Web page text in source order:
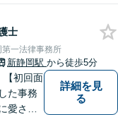
事故】
期に解
士
一法律事務所
新静岡駅 から徒歩5分
【初回面
た事務
愛され
詳細を見
る